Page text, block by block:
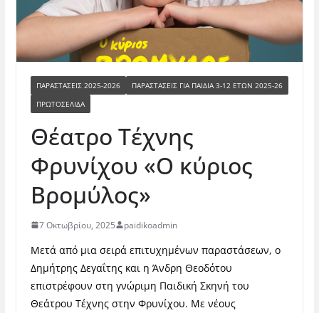
ΠΑΡΑΣΤΆΣΕΙΣ 2025-2026
ΠΑΡΑΣΤΆΣΕΙΣ ΓΙΑ ΠΑΙΔΙΆ 3-12 ΕΤΏΝ 2025-26
ΠΡΩΤΟΣΕΛΙΔΑ
Θέατρο Τέχνης
Φρυνίχου «Ο κύριος
Βρομύλος»
7 Οκτωβρίου, 2025 paidikoadmin
Μετά από μια σειρά επιτυχημένων παραστάσεων, ο
Δημήτρης Δεγαΐτης και η Άνδρη Θεοδότου
επιστρέφουν στη γνώριμη Παιδική Σκηνή του
Θεάτρου Τέχνης στην Φρυνίχου. Με νέους